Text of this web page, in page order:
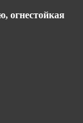
огнестойкая
условий